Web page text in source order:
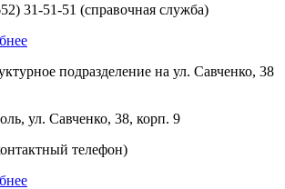
31-51-51 (справочная служба)
подразделение на ул. Савченко, 38
ул. Савченко, 38, корп. 9
телефон)